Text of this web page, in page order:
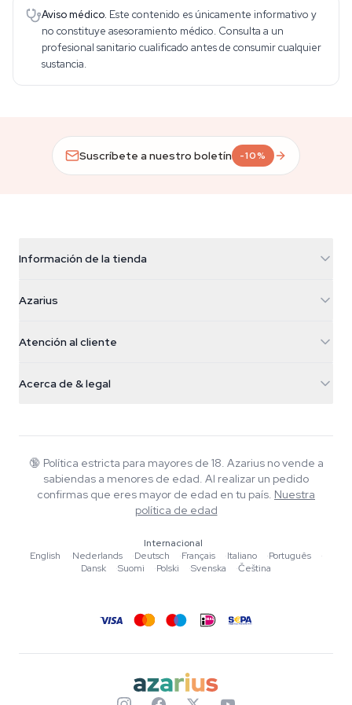
Aviso médico. Este contenido es únicamente informativo y
no constituye asesoramiento médico. Consulta a un
profesional sanitario cualificado antes de consumir cualquier
sustancia.
Suscríbete a nuestro boletín -10%
Información de la tienda
Galvaniweg 11
Nederland
+31(0)204897914
Azarius
Smokeshop
Atención al cliente
Política de devolución
Preguntas frecuentes
Política de privacidad
Acerca de & legal
Wiki
Blog
Música
Herramientas y Calculadoras
🔞 Política estricta para mayores de 18. Azarius no vende a
sabiendas a menores de edad. Al realizar un pedido
confirmas que eres mayor de edad en tu país. Nuestra
política de edad
Internacional
English
·Nederlands ·Deutsch ·Français ·Italiano ·Português
·
Dansk
·Suomi ·Polski ·Svenska ·Čeština